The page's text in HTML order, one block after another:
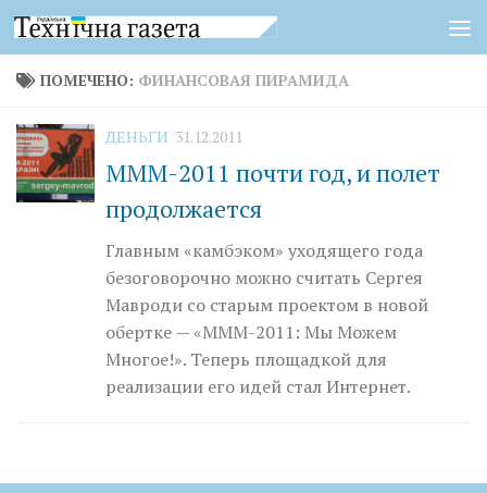
Перейти к содержимому
ПОМЕЧЕНО: ФИНАНСОВАЯ ПИРАМИДА
ДЕНЬГИ 31.12.2011
МММ-2011 почти год, и полет
продолжается
Главным «камбэком» уходящего года
безоговорочно можно считать Сергея
Мавроди со старым проектом в новой
обертке — «МММ-2011: Мы Можем
Многое!». Теперь площадкой для
реализации его идей стал Интернет.